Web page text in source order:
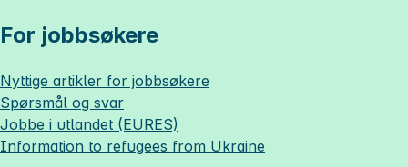
For jobbsøkere
Nyttige artikler for jobbsøkere
Spørsmål og svar
Jobbe i utlandet (EURES)
Information to refugees from Ukraine